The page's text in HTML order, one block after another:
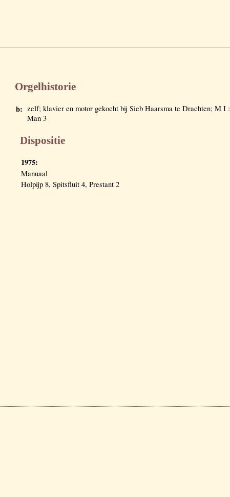
Orgelhistorie
b: zelf; klavier en motor gekocht bij Sieb Haarsma te Drachten; M I :
Man 3
Dispositie
1975:
Manuaal
Holpijp 8, Spitsfluit 4, Prestant 2